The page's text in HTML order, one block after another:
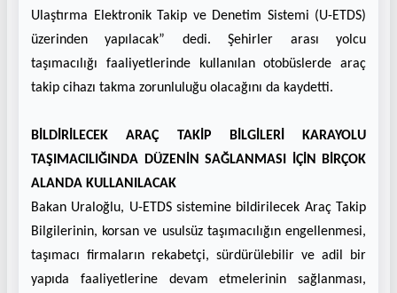
Ulaştırma Elektronik Takip ve Denetim Sistemi (U-ETDS)
üzerinden yapılacak” dedi. Şehirler arası yolcu
taşımacılığı faaliyetlerinde kullanılan otobüslerde araç
takip cihazı takma zorunluluğu olacağını da kaydetti.
BİLDİRİLECEK ARAÇ TAKİP BİLGİLERİ KARAYOLU
TAŞIMACILIĞINDA DÜZENİN SAĞLANMASI İÇİN BİRÇOK
ALANDA KULLANILACAK
Bakan Uraloğlu, U-ETDS sistemine bildirilecek Araç Takip
Bilgilerinin, korsan ve usulsüz taşımacılığın engellenmesi,
taşımacı firmaların rekabetçi, sürdürülebilir ve adil bir
yapıda faaliyetlerine devam etmelerinin sağlanması,